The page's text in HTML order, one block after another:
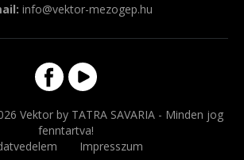
info@vektor-mezogep.hu
Vektor by TATRA SAVARIA - Minden jog
fenntartva!
Impresszum